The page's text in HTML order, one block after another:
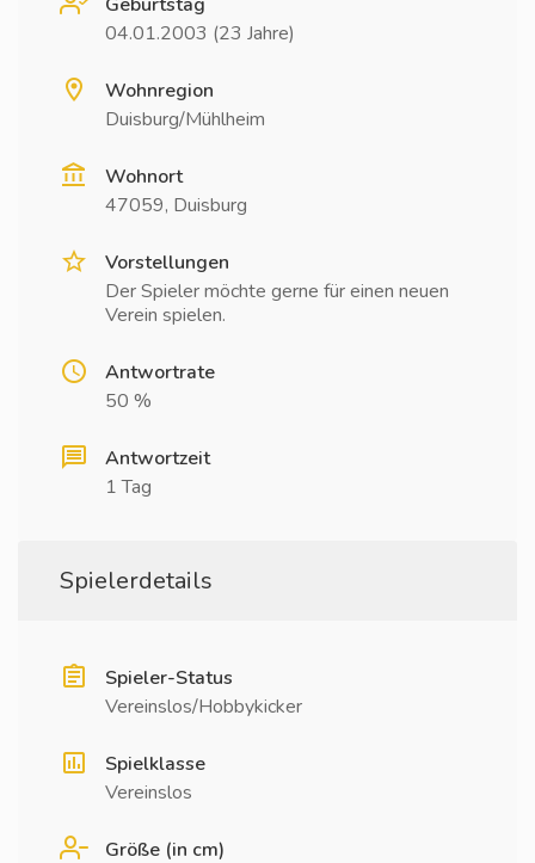
04.01.2003 (23 Jahre)
Wohnregion
Duisburg/Mühlheim
Wohnort
47059, Duisburg
Vorstellungen
Der Spieler möchte gerne für einen neuen
Verein spielen.
Antwortrate
50 %
Antwortzeit
1 Tag
Spielerdetails
Spieler-Status
Vereinslos/Hobbykicker
Spielklasse
Vereinslos
Größe (in cm)